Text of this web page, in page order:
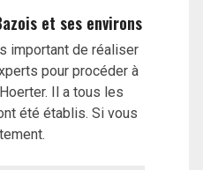
et ses environs
important de réaliser
pour procéder à
Il a tous les
été établis. Si vous